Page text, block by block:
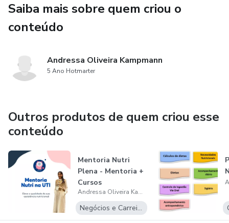
Saiba mais sobre quem criou o
conteúdo
Andressa Oliveira Kampmann
5 Ano Hotmarter
Outros produtos de quem criou esse
conteúdo
Mentoria Nutri
Plena - Mentoria +
Cursos
Andressa Oliveira Kampmann
Negócios e Carreira